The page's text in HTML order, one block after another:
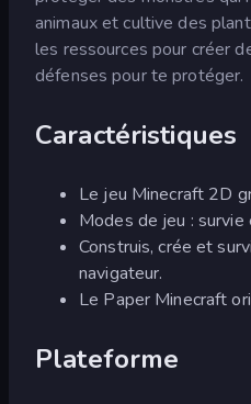
animaux et cultive des
les ressources pour créer
défenses pour te protéger.
Caractéristiques
Le jeu Minecraft 2D
Modes de jeu : survie
Construis, crée et
navigateur.
Le Paper Minecraft
Plateforme